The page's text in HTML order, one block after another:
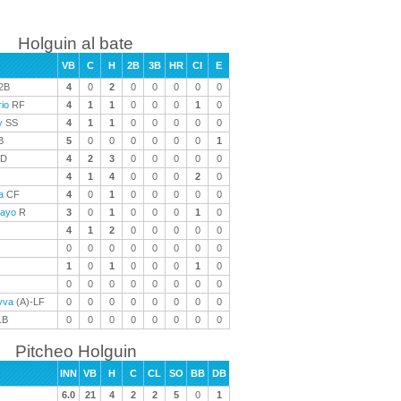
Holguin al bate
VB C H 2B 3B HR CI
E
4 0 2 0 0 0 0
0
RF 4 1 1 0 0 0 1
0
SS 4 1 1 0 0 0 0
0
5 0 0 0 0 0 0
1
D 4 2 3 0 0 0 0
0
4 1 4 0 0 0 2
0
CF 4 0 1 0 0 0 0
0
R 3 0 1 0 0 0 1
0
4 1 2 0 0 0 0
0
0 0 0 0 0 0 0
0
1 0 1 0 0 0 1
0
0 0 0 0 0 0 0
0
(A)-LF 0 0 0 0 0 0 0
0
0 0 0 0 0 0 0 0
Pitcheo Holguin
INN VB H C CL SO BB
DB
6.0 21 4 2 2 5 0
1